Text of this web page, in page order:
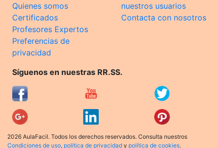
Quienes somos
Certificados
Profesores Expertos
Preferencias de
privacidad
nuestros usuarios
Contacta con nosotros
Síguenos en nuestras RR.SS.
2026 AulaFacil. Todos los derechos reservados. Consulta nuestros
Condiciones de uso, política de privacidad y política de cookies.